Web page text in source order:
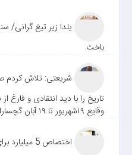
یلدا زیر تیغ
باخت
شریعتی: تلاش کردم
تاریخ را با دید انتقادی و فارغ
وقایع ۱۹شهریور تا ۱۹ آبان گچساران/ فیلم
اختصاص 5